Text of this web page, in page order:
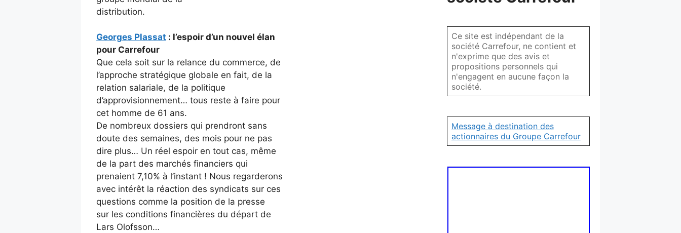
distribution.
Georges Plassat : l’espoir d’un nouvel élan
pour Carrefour
Que cela soit sur la relance du commerce, de
l’approche stratégique globale en fait, de la
relation salariale, de la politique
d’approvisionnement… tous reste à faire pour
cet homme de 61 ans.
De nombreux dossiers qui prendront sans
doute des semaines, des mois pour ne pas
dire plus… Un réel espoir en tout cas, même
de la part des marchés financiers qui
prenaient 7,10% à l’instant ! Nous regarderons
avec intérêt la réaction des syndicats sur ces
questions comme la position de la presse
sur les conditions financières du départ de
Lars Olofsson…
Ce site est indépendant de la
société Carrefour, ne contient et
n'exprime que des avis et
propositions personnels qui
n'engagent en aucune façon la
société.
Message à destination des
actionnaires du Groupe Carrefour